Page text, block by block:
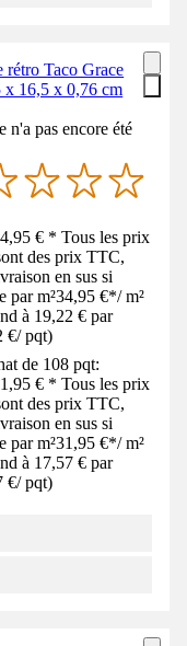
rétro Taco Grace
x 16,5 x 0,76 cm
n'a pas encore été
€ * Tous les prix
des prix TTC,
en sus si
par m²34,95 €*/ m²
à 19,22 € par
€/ pqt)
de 108 pqt:
€ * Tous les prix
des prix TTC,
en sus si
par m²31,95 €*/ m²
à 17,57 € par
€/ pqt)